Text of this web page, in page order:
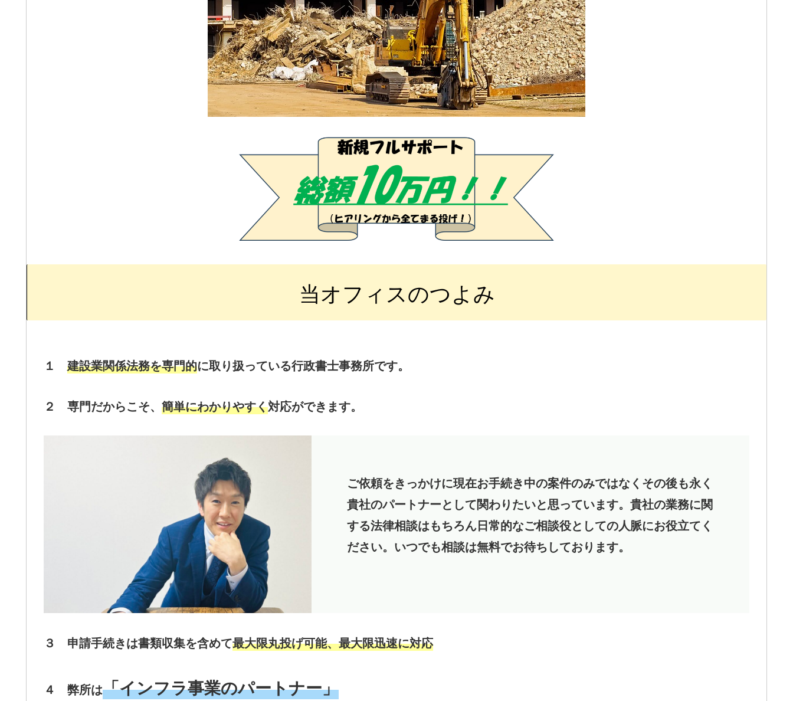
当オフィスのつよみ
１ 建設業関係法務を専門的に取り扱っている行政書士事務所です。
２ 専門だからこそ、 簡単にわかりやすく対応ができます。
ご依頼をきっかけに現在お手続き中の案件のみではなくその後も永く
貴社のパートナーとして関わりたいと思っています。貴社の業務に関
する法律相談はもちろん日常的なご相談役としての人脈にお役立てく
ださい。いつでも相談は無料でお待ちしております。
３ 申請手続きは書類収集を含めて最大限丸投げ可能、最大限迅速に対応
４ 弊所は「インフラ事業のパートナー」